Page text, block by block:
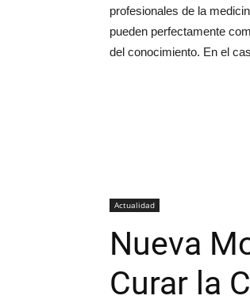
profesionales de la
pueden perfectamente
del conocimiento. En el
Actualidad
Nueva
Curar la